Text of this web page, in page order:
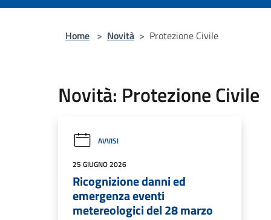
Home > Novità > Protezione Civile
Novità: Protezione Civile
AVVISI
25 GIUGNO 2026
Ricognizione danni ed
emergenza eventi
metereologici del 28 marzo